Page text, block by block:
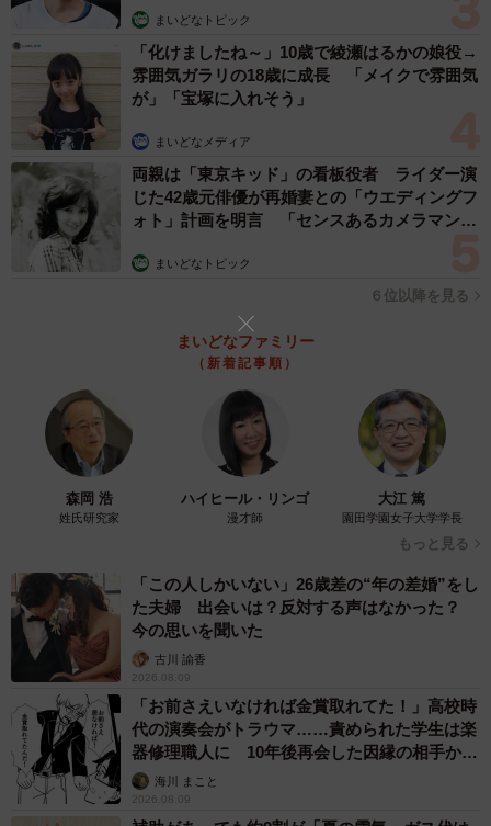
枝先にぶら下がって眠るキマダラハナバチの写真作品
難波さんは「虫の顔には生き残るために発達したさまざ
まなセンサーが集約されている。身近な虫に目を向けるき
っかけにしてほしい」と来場を呼びかけている。
午前８時半～午後５時。火曜休館。入館無料。
まいどなトピック
「化けましたね～」10歳で綾瀬はるかの娘役→
雰囲気ガラリの18歳に成長 「メイクで雰囲気
が」「宝塚に入れそう」
まいどなメディア
両親は「東京キッド」の看板役者 ライダー演
じた42歳元俳優が再婚妻との「ウエディングフ
ォト」計画を明言 「センスあるカメラマン求
まいどなトピック
６位以降を見る
まいどなファミリー
（新着記事順）
森岡 浩
姓氏研究家
ハイヒール・リンゴ
漫才師
大江 篤
園田学園女子大学学長
もっと見る
「この人しかいない」26歳差の“年の差婚”をし
た夫婦 出会いは？反対する声はなかった？
今の思いを聞いた
古川 諭香
2026.08.09
「お前さえいなければ金賞取れてた！」高校時
代の演奏会がトラウマ……責められた学生は楽
器修理職人に 10年後再会した因縁の相手から
思わぬ申し出【漫画】
海川 まこと
2026.08.09